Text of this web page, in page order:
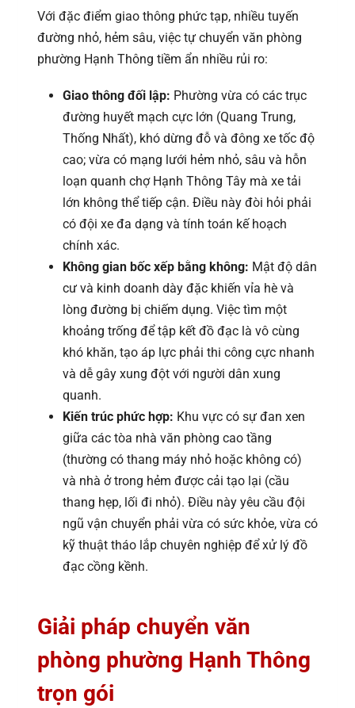
Với đặc điểm giao thông phức tạp, nhiều tuyến
đường nhỏ, hẻm sâu, việc tự chuyển văn phòng
phường Hạnh Thông tiềm ẩn nhiều rủi ro:
Giao thông đối lập: Phường vừa có các trục
đường huyết mạch cực lớn (Quang Trung,
Thống Nhất), khó dừng đỗ và đông xe tốc độ
cao; vừa có mạng lưới hẻm nhỏ, sâu và hỗn
loạn quanh chợ Hạnh Thông Tây mà xe tải
lớn không thể tiếp cận. Điều này đòi hỏi phải
có đội xe đa dạng và tính toán kế hoạch
chính xác.
Không gian bốc xếp bằng không: Mật độ dân
cư và kinh doanh dày đặc khiến vỉa hè và
lòng đường bị chiếm dụng. Việc tìm một
khoảng trống để tập kết đồ đạc là vô cùng
khó khăn, tạo áp lực phải thi công cực nhanh
và dễ gây xung đột với người dân xung
quanh.
Kiến trúc phức hợp: Khu vực có sự đan xen
giữa các tòa nhà văn phòng cao tầng
(thường có thang máy nhỏ hoặc không có)
và nhà ở trong hẻm được cải tạo lại (cầu
thang hẹp, lối đi nhỏ). Điều này yêu cầu đội
ngũ vận chuyển phải vừa có sức khỏe, vừa có
kỹ thuật tháo lắp chuyên nghiệp để xử lý đồ
đạc cồng kềnh.
Giải pháp chuyển văn
phòng phường Hạnh Thông
trọn gói